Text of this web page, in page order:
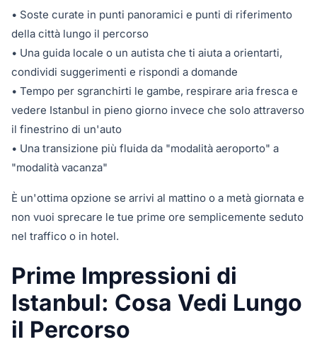
• Soste curate in punti panoramici e punti di riferimento
della città lungo il percorso
• Una guida locale o un autista che ti aiuta a orientarti,
condividi suggerimenti e rispondi a domande
• Tempo per sgranchirti le gambe, respirare aria fresca e
vedere Istanbul in pieno giorno invece che solo attraverso
il finestrino di un'auto
• Una transizione più fluida da "modalità aeroporto" a
"modalità vacanza"
È un'ottima opzione se arrivi al mattino o a metà giornata e
non vuoi sprecare le tue prime ore semplicemente seduto
nel traffico o in hotel.
Prime Impressioni di
Istanbul: Cosa Vedi Lungo
il Percorso